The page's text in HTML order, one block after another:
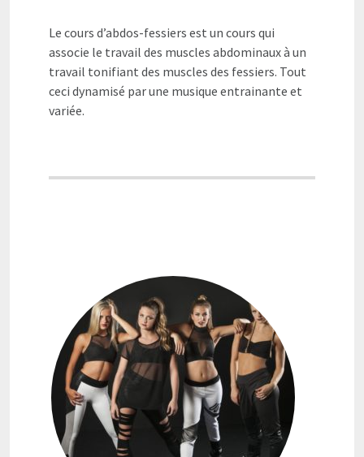
Le cours d’abdos-fessiers est un cours qui
associe le travail des muscles abdominaux à un
travail tonifiant des muscles des fessiers. Tout
ceci dynamisé par une musique entrainante et
variée.